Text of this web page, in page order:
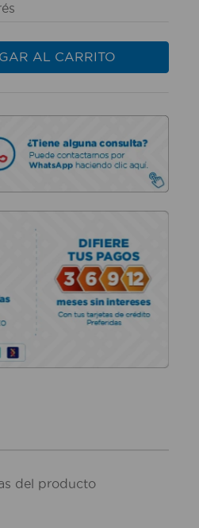
AL CARRITO
del producto